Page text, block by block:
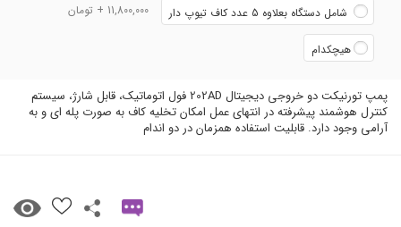
شامل دستگاه بعلاوه 5 عدد کاف تیوپ دار 11,800,000 + تومان
هیچکدام
پمپ تورنیکت دو خروجی دیجیتال 202AD فول اتوماتیک، قابل شارژ، سیستم
کنترل هوشمند پیشرفته در انتهای عمل امکان تخلیه کاف به صورت پله ای و به
آرامی وجود دارد. قابلیت استفاده همزمان در دو اندام